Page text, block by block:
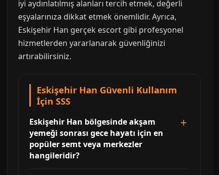
iyi aydınlatılmış alanları tercih etmek, değerli
eşyalarınıza dikkat etmek önemlidir. Ayrıca,
Eskişehir Han gerçek escort gibi profesyonel
hizmetlerden yararlanarak güvenliğinizi
artırabilirsiniz.
Eskişehir Han Güvenli Kullanım
İçin SSS
Eskişehir Han bölgesinde akşam
yemeği sonrası gece hayatı için en
popüler semt veya merkezler
hangileridir?